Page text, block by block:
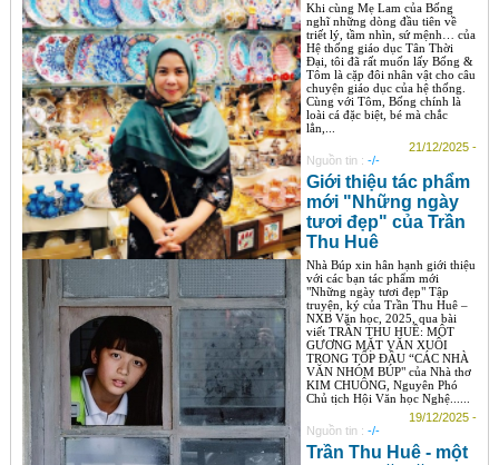
Khi cùng Mẹ Lam của Bống
nghĩ những dòng đầu tiên về
triết lý, tầm nhìn, sứ mệnh… của
Hệ thống giáo dục Tân Thời
Đại, tôi đã rất muốn lấy Bống &
Tôm là cặp đôi nhân vật cho câu
chuyện giáo dục của hệ thống.
Cùng với Tôm, Bống chính là
loài cá đặc biệt, bé mà chắc
lẳn,...
21/12/2025 -
Nguồn tin : -/-
Giới thiệu tác phẩm
mới "Những ngày
tươi đẹp" của Trần
Thu Huê
Nhà Búp xin hân hạnh giới thiệu
với các bạn tác phẩm mới
"Những ngày tươi đẹp" Tập
truyện, ký của Trần Thu Huê –
NXB Văn học, 2025, qua bài
viết TRẦN THU HUÊ: MỘT
GƯƠNG MẶT VĂN XUÔI
TRONG TỐP ĐẦU “CÁC NHÀ
VĂN NHÓM BÚP" của Nhà thơ
KIM CHUÔNG, Nguyên Phó
Chủ tịch Hội Văn học Nghệ......
19/12/2025 -
Nguồn tin : -/-
Trần Thu Huê - một